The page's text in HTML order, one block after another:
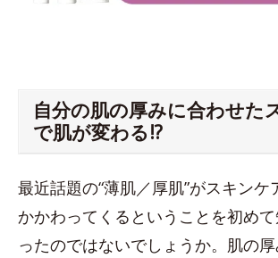
自分の肌の厚みに合わせた
で肌が変わる!?
最近話題の“薄肌／厚肌”がスキン
かかわってくるということを初め
ったのではないでしょうか。肌の